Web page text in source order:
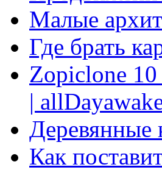
Малые
Где брать
Zopiclone
|
Деревянные
Как